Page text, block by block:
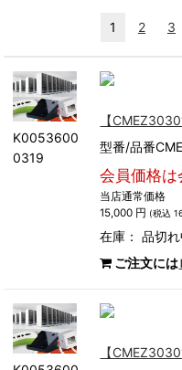
1 2 3
K0053600
0319
【
型番/品番
会員価格は
当店通常価格
15,000 円 (税込
在庫：品切
ご注文には
【